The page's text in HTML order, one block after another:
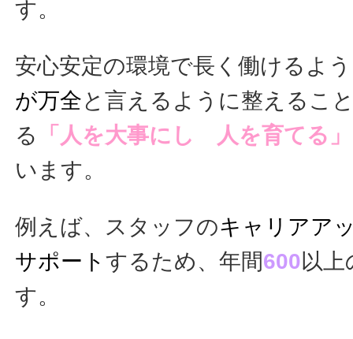
す。
安心安定の環境で長く働けるよ
が万全と言えるように整えるこ
る
「人を大事にし 人を育てる」
います。
例えば、スタッフのキャリアア
サポートするため、年間600以上
す。